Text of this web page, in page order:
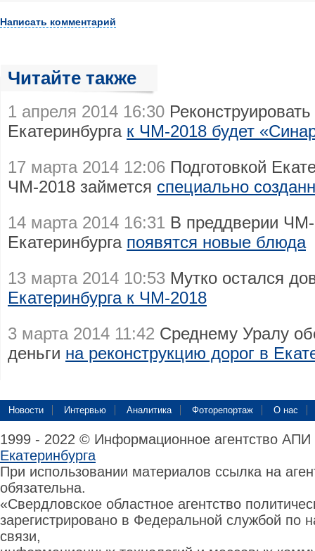
Написать комментарий
Читайте также
1 апреля 2014 16:30
Екатеринбурга к ЧМ-2018 будет
17 марта 2014 12:06 Подготовкой
ЧМ-2018 займется специально
14 марта 2014 16:31 В преддверии
Екатеринбурга появятся новые блюда
13 марта 2014 10:53 Мутко остался
Екатеринбурга к ЧМ-2018
3 марта 2014 11:42 Среднему Уралу
деньги на реконструкцию дорог в
Новости Интервью Аналитика Фоторепортаж О нас
1999 - 2022 © Информационное агентство
Екатеринбурга
При использовании материалов ссылка на
обязательна.
«Свердловское областное агентство
зарегистрировано в Федеральной службой по
связи,